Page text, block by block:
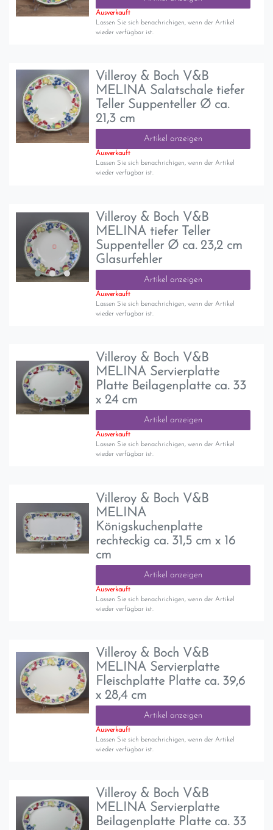
Ausverkauft
Lassen Sie sich benachrichigen, wenn der Artikel
wieder verfügbar ist.
Villeroy & Boch V&B
MELINA Salatschale tiefer
Teller Suppenteller Ø ca.
21,3 cm
Artikel anzeigen
Ausverkauft
Lassen Sie sich benachrichigen, wenn der Artikel
wieder verfügbar ist.
Villeroy & Boch V&B
MELINA tiefer Teller
Suppenteller Ø ca. 23,2 cm
Glasurfehler
Artikel anzeigen
Ausverkauft
Lassen Sie sich benachrichigen, wenn der Artikel
wieder verfügbar ist.
Villeroy & Boch V&B
MELINA Servierplatte
Platte Beilagenplatte ca. 33
x 24 cm
Artikel anzeigen
Ausverkauft
Lassen Sie sich benachrichigen, wenn der Artikel
wieder verfügbar ist.
Villeroy & Boch V&B
MELINA
Königskuchenplatte
rechteckig ca. 31,5 cm x 16
cm
Artikel anzeigen
Ausverkauft
Lassen Sie sich benachrichigen, wenn der Artikel
wieder verfügbar ist.
Villeroy & Boch V&B
MELINA Servierplatte
Fleischplatte Platte ca. 39,6
x 28,4 cm
Artikel anzeigen
Ausverkauft
Lassen Sie sich benachrichigen, wenn der Artikel
wieder verfügbar ist.
Villeroy & Boch V&B
MELINA Servierplatte
Beilagenplatte Platte ca. 33